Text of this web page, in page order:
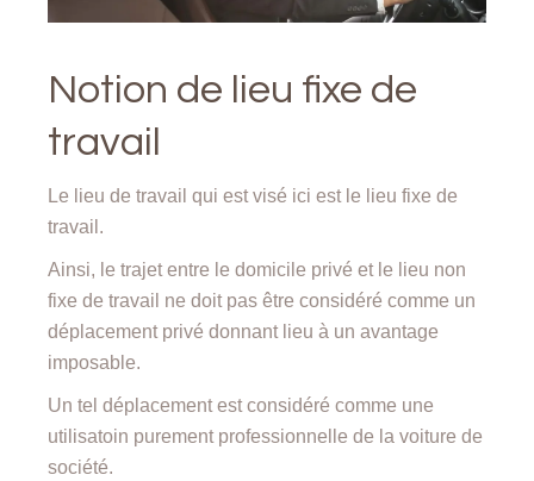
Notion de lieu fixe de
travail
Le lieu de travail qui est visé ici est le lieu fixe de
travail.
Ainsi, le trajet entre le domicile privé et le lieu non
fixe de travail ne doit pas être considéré comme un
déplacement privé donnant lieu à un avantage
imposable.
Un tel déplacement est considéré comme une
utilisatoin purement professionnelle de la voiture de
société.